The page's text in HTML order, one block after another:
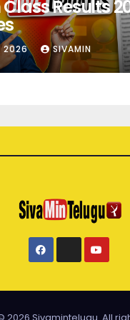
Class Results
2026 SIVAMIN